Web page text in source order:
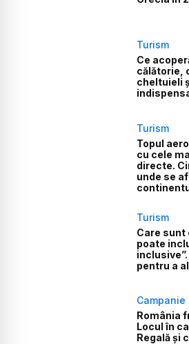
Turism
Ce
călătorie,
cheltuieli
Turism
Topul
cu cele
directe.
unde se
Turism
Care sunt
poate
pentru a
Campanie
România
Locul în
Regală și